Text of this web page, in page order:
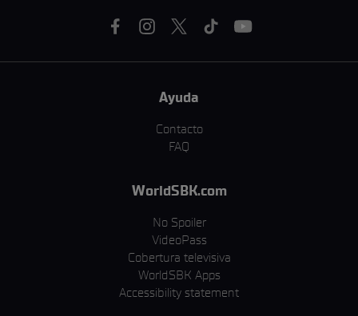
Ayuda
Contacto
FAQ
WorldSBK.com
No Spoiler
VideoPass
Cobertura televisiva
WorldSBK Apps
Accessibility statement